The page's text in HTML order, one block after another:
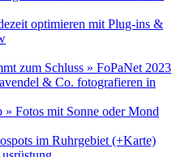
optimieren mit Plug-ins &
zum Schluss » FoPaNet 2023
& Co. fotografieren in
» Fotos mit Sonne oder Mond
im Ruhrgebiet (+Karte)